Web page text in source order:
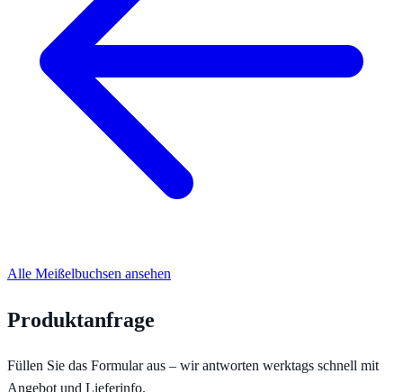
Alle Meißelbuchsen ansehen
Produktanfrage
Füllen Sie das Formular aus – wir antworten werktags schnell mit
Angebot und Lieferinfo.